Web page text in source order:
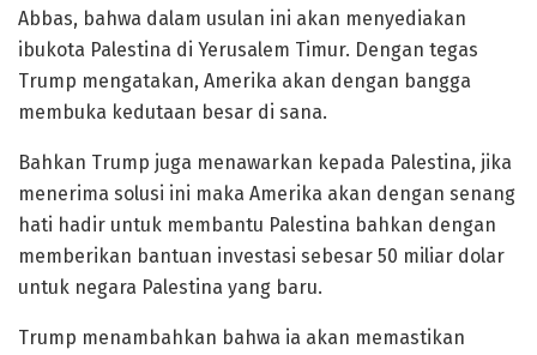
Abbas, bahwa dalam usulan ini akan menyediakan
ibukota Palestina di Yerusalem Timur. Dengan tegas
Trump mengatakan, Amerika akan dengan bangga
membuka kedutaan besar di sana.
Bahkan Trump juga menawarkan kepada Palestina, jika
menerima solusi ini maka Amerika akan dengan senang
hati hadir untuk membantu Palestina bahkan dengan
memberikan bantuan investasi sebesar 50 miliar dolar
untuk negara Palestina yang baru.
Trump menambahkan bahwa ia akan memastikan